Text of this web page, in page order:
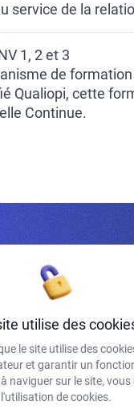
service de la
1, 2 et 3
de
Qualiopi, cette
Continue.
de recevoir vos e-mails
de votre politique
mentions
utilise des
le site utilise des
et garantir un
naviguer sur le site,
l'utilisation de cookies.